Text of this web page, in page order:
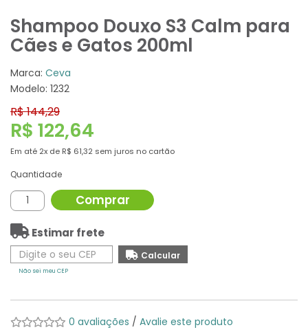
Shampoo Douxo S3 Calm para
Cães e Gatos 200ml
Marca: Ceva
Modelo: 1232
R$ 144,29
R$ 122,64
Em até 2x de R$ 61,32 sem juros no cartão
Quantidade
Comprar
Estimar frete
Não sei meu CEP
0 avaliações / Avalie este produto